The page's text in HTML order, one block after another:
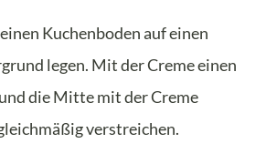
Kuchenboden auf einen
legen. Mit der Creme einen
die Mitte mit der Creme
verstreichen.